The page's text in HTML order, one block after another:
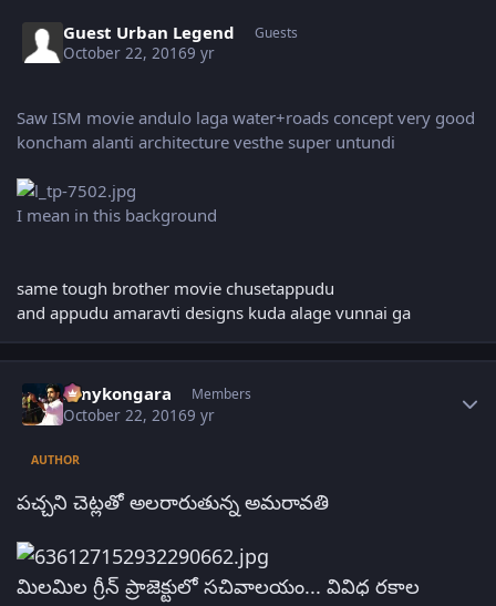
Guest Urban Legend Guests
October 22, 20169 yr
Saw ISM movie andulo laga water+roads concept very good
koncham alanti architecture vesthe super untundi
I mean in this background
same tough brother movie chusetappudu
and appudu amaravti designs kuda alage vunnai ga
sonykongara Members
October 22, 20169 yr
AUTHOR
పచ్చని చెట్లతో అలరారుతున్న అమరావతి
మిలమిల గ్రీన్ ప్రాజెక్టులో సచివాలయం... వివిధ రకాల